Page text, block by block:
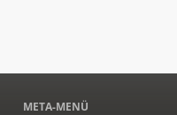
META-MENÜ